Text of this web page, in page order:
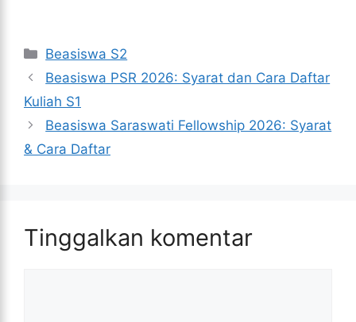
Kategori
Beasiswa S2
Beasiswa PSR 2026: Syarat dan Cara Daftar
Kuliah S1
Beasiswa Saraswati Fellowship 2026: Syarat
& Cara Daftar
Tinggalkan komentar